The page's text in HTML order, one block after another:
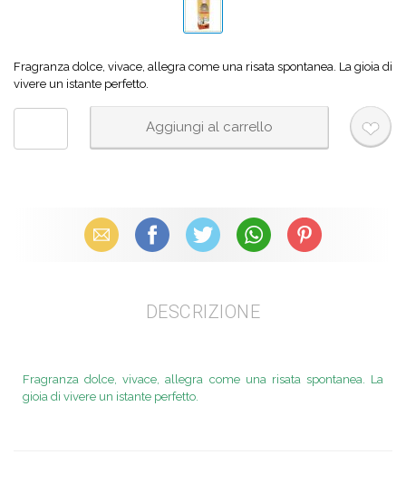
Fragranza dolce, vivace, allegra come una risata spontanea. La gioia di
vivere un istante perfetto.
Email Facebook X (Twitter) WhatsAppPinterest
DESCRIZIONE
Fragranza dolce, vivace, allegra come una risata spontanea. La
gioia di vivere un istante perfetto.